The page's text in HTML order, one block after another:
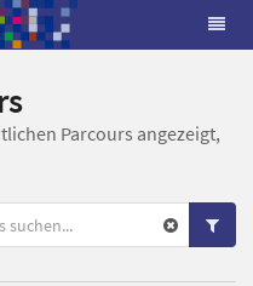
Parcours angezeigt,